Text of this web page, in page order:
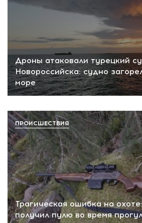
Дроны атаковали турецкий
Новороссийска: судно
море
Трагическая ошибка на
получил пулю во время
ПРОИСШЕСТВИЯ